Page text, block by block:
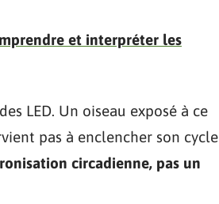
et interpréter les
LED. Un oiseau exposé à ce
pas à enclencher son cycle
circadienne, pas un